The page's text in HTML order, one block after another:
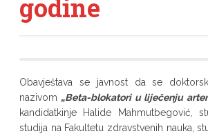
godine
Obavještava se javnost da se
nazivom „Beta-blokatori u liječenju
kandidatkinje Halide Mahmutbegović,
studija na Fakultetu zdravstvenih nauka,